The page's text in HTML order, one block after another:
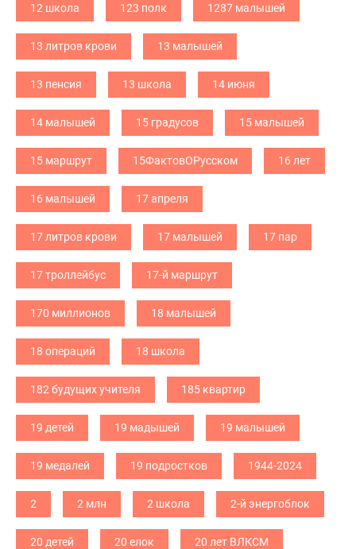
12 школа 123 полк 1287 малышей
13 литров крови 13 малышей
13 пенсия 13 школа 14 июня
14 малышей 15 градусов 15 малышей
15 маршрут 15ФактовОРусском 16 лет
16 малышей 17 апреля
17 литров крови 17 малышей 17 пар
17 троллейбус 17-й маршрут
170 миллионов 18 малышей
18 операций 18 школа
182 будущих учителя 185 квартир
19 детей 19 мадышей 19 малышей
19 медалей 19 подростков 1944-2024
2 2 млн 2 школа 2-й энергоблок
20 детей 20 елок 20 лет ВЛКСМ